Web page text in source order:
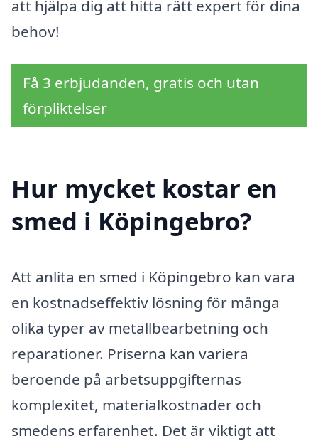
att hjälpa dig att hitta rätt expert för dina
behov!
Få 3 erbjudanden, gratis och utan
förpliktelser
Hur mycket kostar en
smed i Köpingebro?
Att anlita en smed i Köpingebro kan vara
en kostnadseffektiv lösning för många
olika typer av metallbearbetning och
reparationer. Priserna kan variera
beroende på arbetsuppgifternas
komplexitet, materialkostnader och
smedens erfarenhet. Det är viktigt att